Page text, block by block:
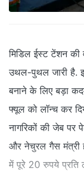
मिडिल ईस्ट टेंशन
उथल-पुथल जारी है.
बनाने के लिए बड़ा
फ्यूल को लॉन्च कर
नागरिकों की जेब पर
और नेचुरल गैस मंत्री
में पूरे 20 रुपये प्रति